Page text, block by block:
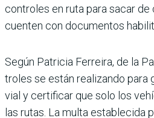
controles en ruta para sacar
cuenten con documentos
Según Patricia Ferreira, de la
troles se están realizando para
vial y certificar que solo los
las rutas. La multa estable­cida